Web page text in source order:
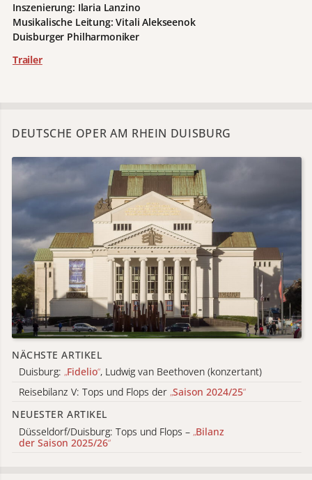
Inszenierung: Ilaria Lanzino
Musikalische Leitung: Vitali Alekseenok
Duisburger Philharmoniker
Trailer
DEUTSCHE OPER AM RHEIN DUISBURG
NÄCHSTE ARTIKEL
Duisburg: „Fidelio“, Ludwig van Beethoven (konzertant)
Reisebilanz V: Tops und Flops der „Saison 2024/25“
NEUESTER ARTIKEL
Düsseldorf/Duisburg: Tops und Flops – „Bilanz
der Saison 2025/26“